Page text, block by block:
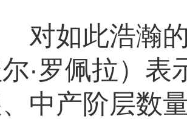
如此浩瀚的
·罗佩拉）表
中产阶层数